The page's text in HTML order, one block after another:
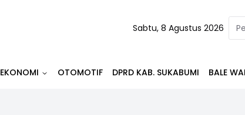
Sabtu, 8 Agustus 2026
EKONOMI OTOMOTIF DPRD KAB. SUKABUMI BALE